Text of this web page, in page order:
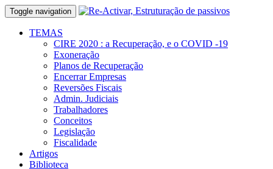
Toggle navigation
TEMAS
CIRE 2020 : a Recuperação, e o COVID -19
Exoneração
Planos de Recuperação
Encerrar Empresas
Reversões Fiscais
Admin. Judiciais
Trabalhadores
Conceitos
Legislação
Fiscalidade
Artigos
Biblioteca